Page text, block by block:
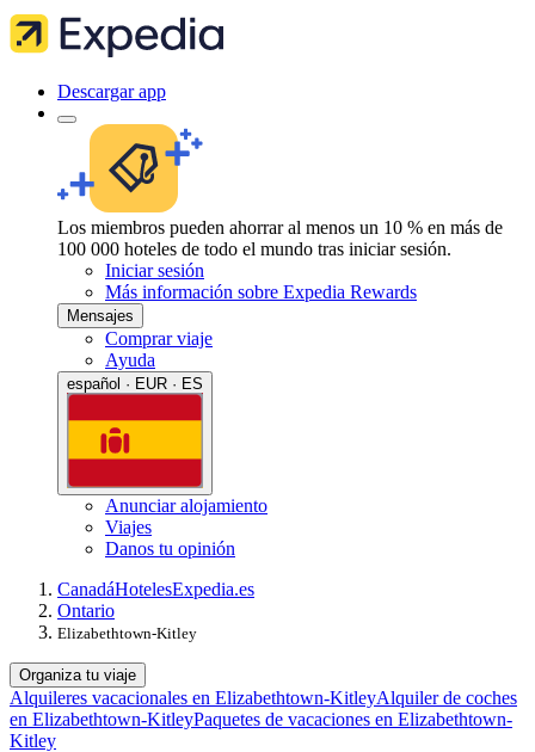
Descargar app
Los miembros pueden ahorrar al menos un 10 % en más de
100 000 hoteles de todo el mundo tras iniciar sesión.
Iniciar sesión
Más información sobre Expedia Rewards
Mensajes
Comprar viaje
Ayuda
español · EUR · ES
Anunciar alojamiento
Viajes
Danos tu opinión
CanadáHotelesExpedia.es
Ontario
Elizabethtown-Kitley
Organiza tu viaje
Alquileres vacacionales en Elizabethtown-KitleyAlquiler de coches
en Elizabethtown-KitleyPaquetes de vacaciones en Elizabethtown-
Kitley